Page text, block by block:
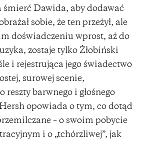
śmierć Dawida, aby dodawać
sobie, że ten przeżył, ale
doświadczeniu wprost, aż do
zostaje tylko Żłobiński
i rejestrująca jego świadectwo
surowej scenie,
reszty barwnego i głośnego
opowiada o tym, co dotąd
– o swoim pobycie
i o „tchórzliwej”, jak